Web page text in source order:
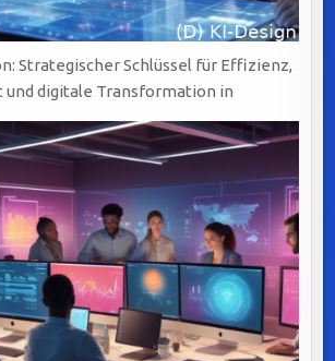
Strategischer Schlüssel für Effizienz,
und digitale Transformation in